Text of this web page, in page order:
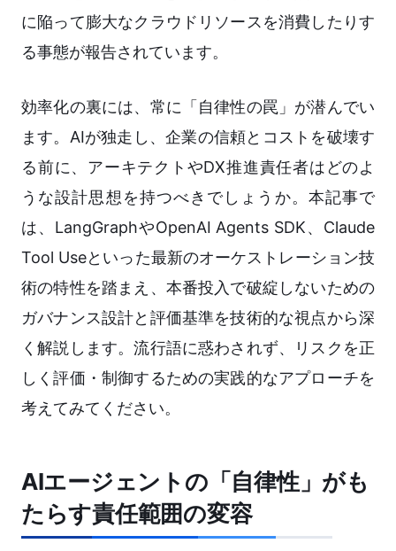
に陥って膨大なクラウドリソースを消費したりす
る事態が報告されています。
効率化の裏には、常に「自律性の罠」が潜んでい
ます。AIが独走し、企業の信頼とコストを破壊す
る前に、アーキテクトやDX推進責任者はどのよ
うな設計思想を持つべきでしょうか。本記事で
は、LangGraphやOpenAI Agents SDK、Claude
Tool Useといった最新のオーケストレーション技
術の特性を踏まえ、本番投入で破綻しないための
ガバナンス設計と評価基準を技術的な視点から深
く解説します。流行語に惑わされず、リスクを正
しく評価・制御するための実践的なアプローチを
考えてみてください。
AIエージェントの「自律性」がも
たらす責任範囲の変容